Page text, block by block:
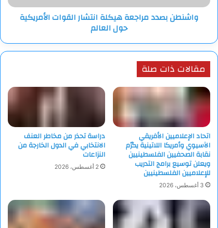
العالم
واشنطن بصدد مراجعة هيكلة انتشار القوات الأمريكية
حول العالم
مقالات ذات صلة
اتحاد الإعلاميين الأفريقي
الآسيوي وأمريكا اللاتينية يكرّم
نقابة الصحفيين الفلسطينيين
ويعلن توسيع برامج التدريب
للإعلاميين الفلسطينيين
3 أغسطس، 2026
دراسة تحذر من مخاطر العنف
الانتخابي في الدول الخارجة من
النزاعات
2 أغسطس، 2026